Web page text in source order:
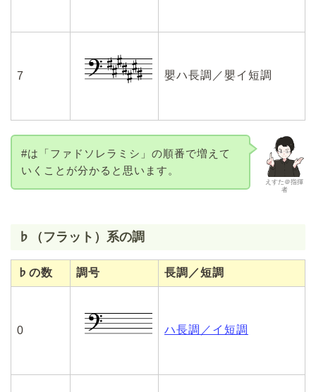
7 嬰ハ長調／嬰イ短調
えすた＠指揮
者
#は「ファドソレラミシ」の順番で増えて
いくことが分かると思います。
♭（フラット）系の調
♭の数 調号 長調／短調
0 ハ長調／イ短調